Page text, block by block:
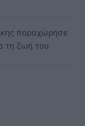
παραχώρησε
τη ζωή του.